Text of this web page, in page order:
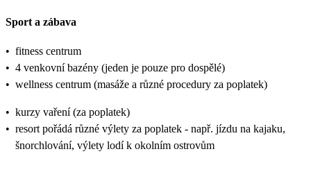
Sport a zábava
• fitness centrum
• 4 venkovní bazény (jeden je pouze pro dospělé)
• wellness centrum (masáže a různé procedury za poplatek)
• kurzy vaření (za poplatek)
• resort pořádá různé výlety za poplatek - např. jízdu na kajaku,
šnorchlování, výlety lodí k okolním ostrovům